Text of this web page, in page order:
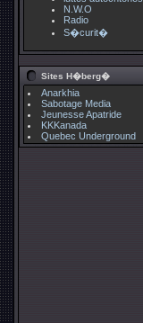
N.W.O
Radio
S�curit�
Sites H�berg�
Anarkhia
Sabotage Media
Jeunesse Apatride
KKKanada
Quebec Underground